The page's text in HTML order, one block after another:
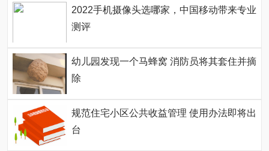
2022手机摄像头选哪家，中国移动带来专业
测评
幼儿园发现一个马蜂窝 消防员将其套住并摘
除
规范住宅小区公共收益管理 使用办法即将出
台